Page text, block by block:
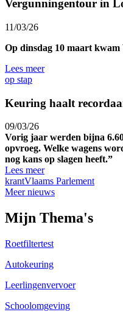
Vergunningentour in
11/03/26
Op dinsdag 10 maart
Lees meer
op stap
Keuring haalt
09/03/26
Vorig jaar werden bijna
opvroeg. Welke wagens
nog kans op slagen heeft.”
Lees meer
krantVlaams Parlement
Meer nieuws
Mijn Thema's
Roetfiltertest
Autokeuring
Leerlingenvervoer
Schoolomgeving